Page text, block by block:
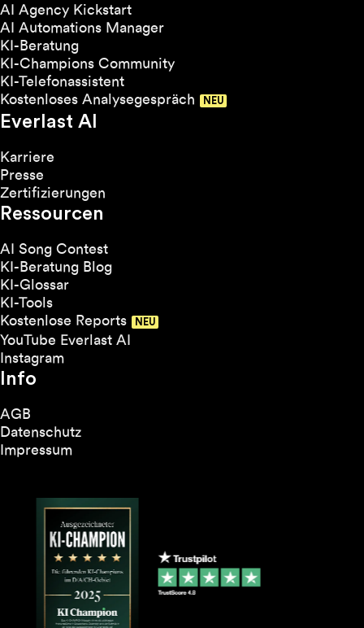
AI Agency Kickstart
AI Automations Manager
KI-Beratung
KI-Champions Community
KI-Telefonassistent
Kostenloses Analysegespräch
Everlast AI
Karriere
Presse
Zertifizierungen
Ressourcen
AI Song Contest
KI-Beratung Blog
KI-Glossar
KI-Tools
Kostenlose Reports
YouTube Everlast AI
Instagram
Info
AGB
Datenschutz
Impressum